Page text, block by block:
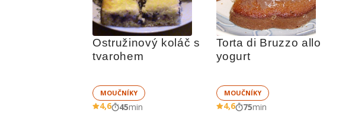
Ostružinový koláč s
tvarohem
MOUČNÍKY
4,6 45min
Torta di Bruzzo allo
yogurt
MOUČNÍKY
4,6 75min